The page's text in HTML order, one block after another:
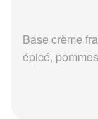
Base crème
épicé,